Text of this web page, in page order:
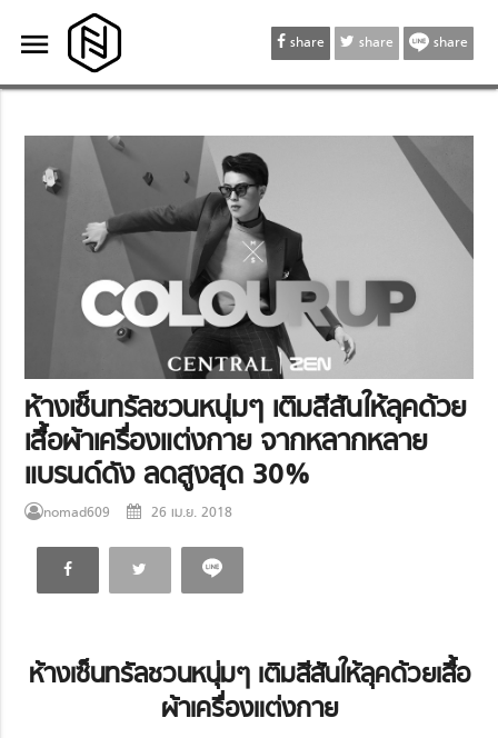
menu
menu share share share
ห้างเซ็นทรัลชวนหนุ่มๆ เติมสีสันให้ลุคด้วย
เสื้อผ้าเครื่องแต่งกาย จากหลากหลาย
แบรนด์ดัง ลดสูงสุด 30%
nomad609 26 เม.ย. 2018
ห้างเซ็นทรัลชวนหนุ่มๆ เติมสีสันให้ลุคด้วยเสื้อ
ผ้าเครื่องแต่งกาย